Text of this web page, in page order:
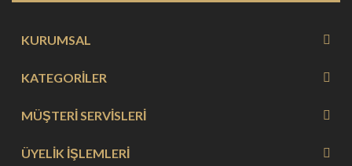
KURUMSAL
KATEGORİLER
MÜŞTERİ SERVİSLERİ
ÜYELİK İŞLEMLERİ